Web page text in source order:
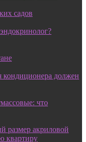
садов
кондиционера должен
что
размер акриловой
квартиру